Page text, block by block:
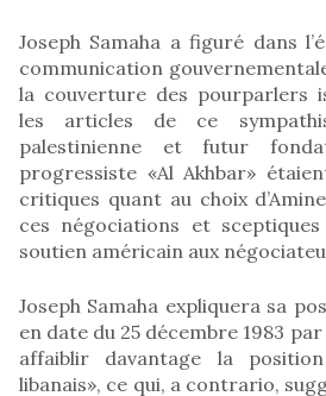
Joseph Samaha a figuré dans
communication
la couverture des pourparlers
les articles de ce
palestinienne et futur
progressiste «Al Akhbar»
critiques quant au choix
ces négociations et
soutien américain aux
Joseph Samaha expliquera sa
en date du 25 décembre 1983 par
affaiblir davantage la position
libanais», ce qui, a contrario,